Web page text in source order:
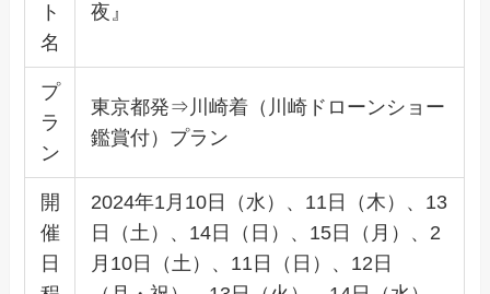
ト
名
夜』
プ
ラ
ン
東京都発⇒川崎着（川崎ドローンショー
鑑賞付）プラン
開
催
日
2024年1月10日（水）、11日（木）、13
日（土）、14日（日）、15日（月）、2
月10日（土）、11日（日）、12日